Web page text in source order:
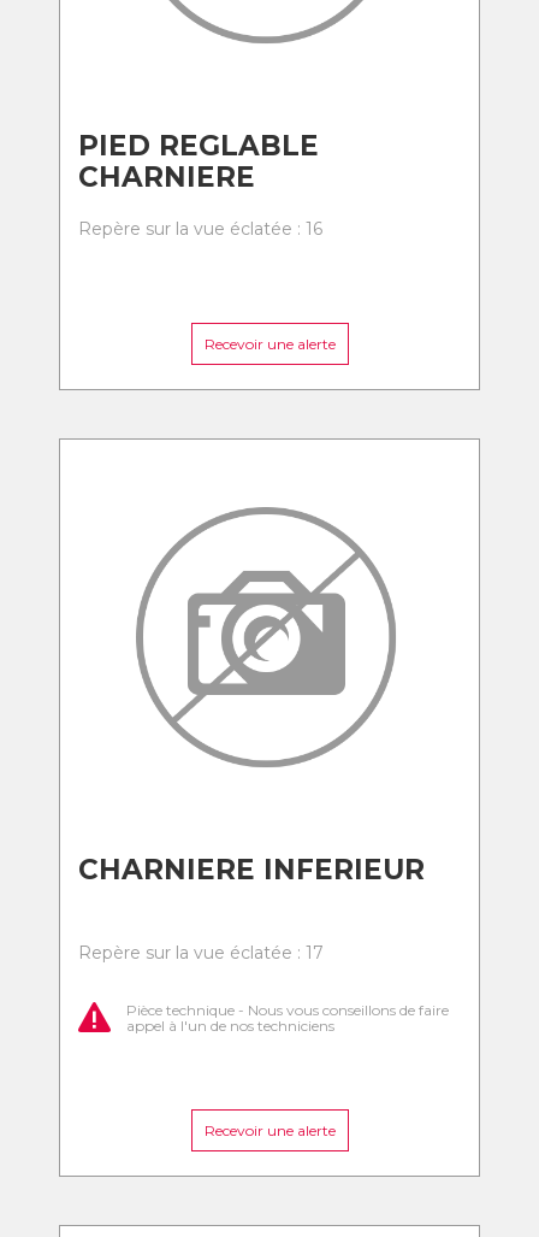
PIED REGLABLE
CHARNIERE
Repère sur la vue éclatée : 16
Recevoir une alerte
CHARNIERE INFERIEUR
Repère sur la vue éclatée : 17
Pièce technique - Nous vous conseillons de faire
appel à l'un de nos techniciens
Recevoir une alerte